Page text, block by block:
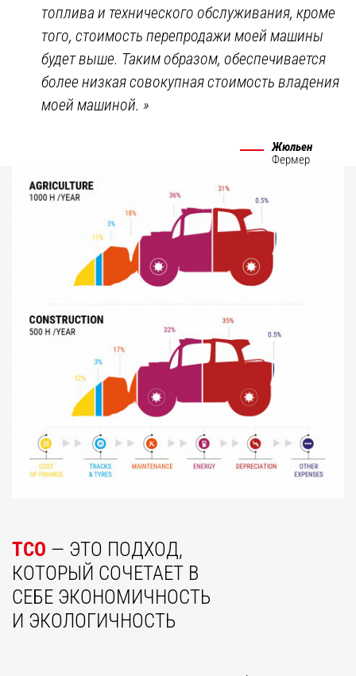
топлива и технического обслуживания, кроме
того, стоимость перепродажи моей машины
будет выше. Таким образом, обеспечивается
более низкая совокупная стоимость владения
моей машиной.»
Жюльен
Фермер
TCO — ЭТО ПОДХОД,
КОТОРЫЙ СОЧЕТАЕТ В
СЕБЕ ЭКОНОМИЧНОСТЬ
И ЭКОЛОГИЧНОСТЬ